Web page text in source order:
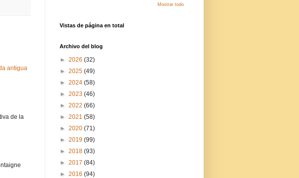
antigua
de la
Mostrar todo
Vistas de página en total
Archivo del blog
► 2026 (32)
► 2025 (49)
► 2024 (58)
► 2023 (46)
► 2022 (66)
► 2021 (58)
► 2020 (71)
► 2019 (99)
► 2018 (93)
► 2017 (84)
► 2016 (94)